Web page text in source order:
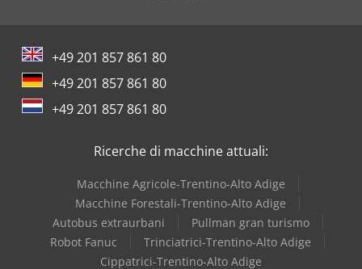
Iveco+49 201 857 861 80
+49 201 857 861 80
+49 201 857 861 80
Ricerche di macchine attuali:
Macchine Agricole-Trentino-Alto Adige
Macchine Forestali-Trentino-Alto Adige
Autobus extraurbani
Pullman gran turismo
Robot Fanuc
Trinciatrici-Trentino-Alto Adige
Cippatrici-Trentino-Alto Adige